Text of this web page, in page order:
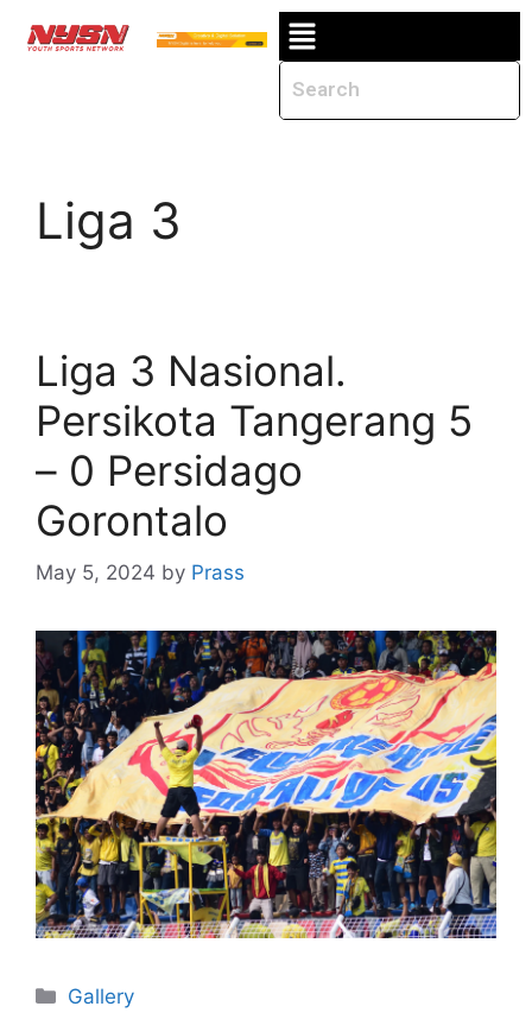
Liga 3
Liga 3 Nasional.
Persikota Tangerang 5
– 0 Persidago
Gorontalo
May 5, 2024 by Prass
Gallery